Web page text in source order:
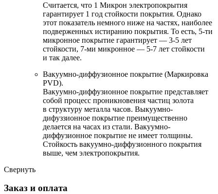
Считается, что 1 Микрон электропокрытия
гарантирует 1 год стойкости покрытия. Однако
этот показатель немного ниже на частях, наиболее
подверженных истиранию покрытия. То есть, 5-ти
микронное покрытие гарантирует — 3-5 лет
стойкости, 7-ми микронное — 5-7 лет стойкости
и так далее.
Вакуумно-диффузионное покрытие (Маркировка
PVD).
Вакуумно-диффузионное покрытие представляет
собой процесс проникновения частиц золота
в структуру металла часов. Выкуумно-
дифуззионное покрытие преимущественно
делается на часах из стали. Вакуумно-
диффузионное покрытие не имеет толщины.
Стойкость вакуумно-диффузионного покрытия
выше, чем электропокрытия.
Свернуть
Заказ и оплата